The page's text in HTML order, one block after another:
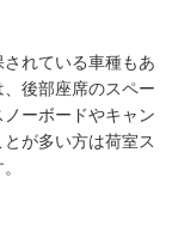
れている車種もあ
後部座席のスペー
ーボードやキャン
が多い方は荷室ス